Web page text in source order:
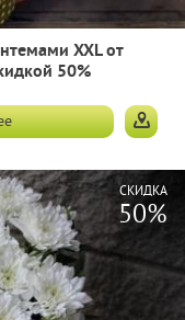
XXL от
50%
СКИДКА
50%